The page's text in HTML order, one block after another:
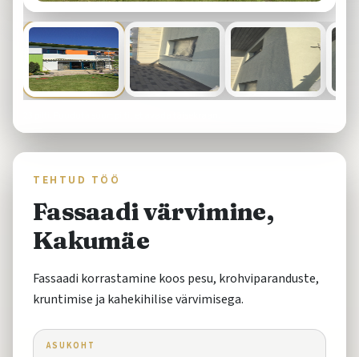
TEHTUD TÖÖ
Fassaadi värvimine,
Kakumäe
Fassaadi korrastamine koos pesu, krohviparanduste,
kruntimise ja kahekihilise värvimisega.
ASUKOHT